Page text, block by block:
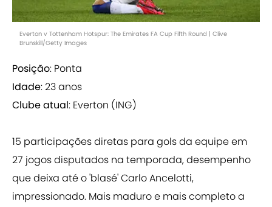
Everton v Tottenham Hotspur: The Emirates FA Cup Fifth Round | Clive
Brunskill/Getty Images
Posição: Ponta
Idade: 23 anos
Clube atual: Everton (ING)
15 participações diretas para gols da equipe em
27 jogos disputados na temporada, desempenho
que deixa até o 'blasé' Carlo Ancelotti,
impressionado. Mais maduro e mais completo a